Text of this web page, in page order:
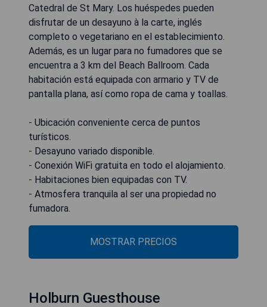
Catedral de St Mary. Los huéspedes pueden
disfrutar de un desayuno à la carte, inglés
completo o vegetariano en el establecimiento.
Además, es un lugar para no fumadores que se
encuentra a 3 km del Beach Ballroom. Cada
habitación está equipada con armario y TV de
pantalla plana, así como ropa de cama y toallas.
- Ubicación conveniente cerca de puntos
turísticos.
- Desayuno variado disponible.
- Conexión WiFi gratuita en todo el alojamiento.
- Habitaciones bien equipadas con TV.
- Atmosfera tranquila al ser una propiedad no
fumadora.
MOSTRAR PRECIOS
Holburn Guesthouse